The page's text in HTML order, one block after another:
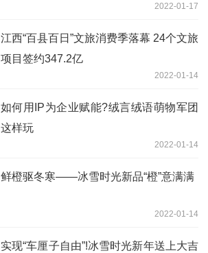
2022-01-17
江西“百县百日”文旅消费季落幕 24个文旅
项目签约347.2亿
2022-01-14
如何用IP为企业赋能?绒言绒语萌物军团
这样玩
2022-01-14
鲜橙驱冬寒——冰雪时光新品“橙”意满满
2022-01-14
实现“车厘子自由”!冰雪时光新年送上大吉